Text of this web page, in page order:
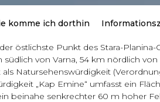
komme ich dorthin
östlichste Punkt des Stara-
von Varna, 54 km nördlich
Natursehenswürdigkeit (Verordnung
„Kap Emine“ umfasst ein
beinahe senkrechter 60 m hoher